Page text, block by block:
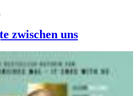
zwischen uns